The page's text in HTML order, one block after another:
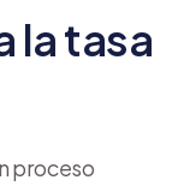
la tasa
proceso